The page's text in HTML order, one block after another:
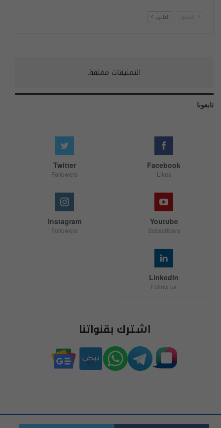
التالي
التعليقات مغلقة.
تابعونا
Facebook
Likes
Twitter
Followers
Youtube
Subscribers
Instagram
Followers
Linkedin
Follow us
اشترك بقنواتنا